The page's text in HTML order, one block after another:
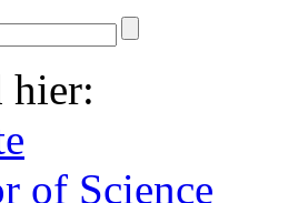
hier:
of Science